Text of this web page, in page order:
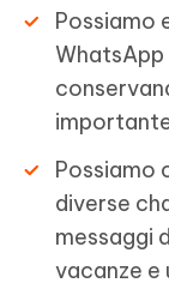
Possiamo
WhatsApp
Possiamo
diverse
messaggi
vacanze e